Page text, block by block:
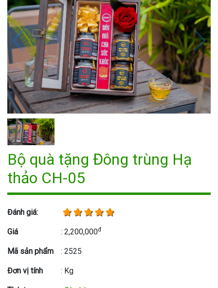
Bộ quà tặng Đông trùng Hạ
thảo CH-05
Đánh giá:
Giá : 2,200,000đ
Mã sản phẩm : 2525
Đơn vị tính : Kg